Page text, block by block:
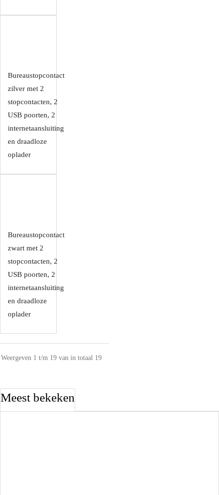
Bureaustopcontact
zilver met 2
stopcontacten, 2
USB poorten, 2
internetaansluiting
en draadloze
oplader
Bureaustopcontact
zwart met 2
stopcontacten, 2
USB poorten, 2
internetaansluiting
en draadloze
oplader
Weergeven 1 t/m 19 van in totaal 19
Meest bekeken